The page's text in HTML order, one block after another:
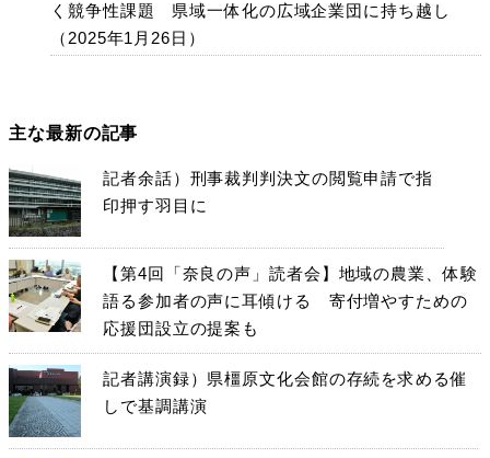
く競争性課題 県域一体化の広域企業団に持ち越し
（2025年1月26日）
主な最新の記事
記者余話）刑事裁判判決文の閲覧申請で指
印押す羽目に
【第4回「奈良の声」読者会】地域の農業、体験
語る参加者の声に耳傾ける 寄付増やすための
応援団設立の提案も
記者講演録）県橿原文化会館の存続を求める催
しで基調講演